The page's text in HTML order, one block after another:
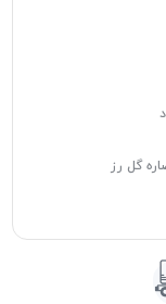
گل رز